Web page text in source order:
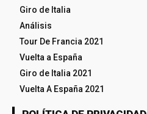
Giro de Italia
Análisis
Tour De Francia 2021
Vuelta a España
Giro de Italia 2021
Vuelta A España 2021